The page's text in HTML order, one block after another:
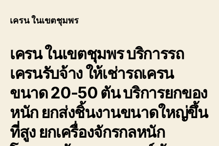
เครน ในเขตชุมพร
เครน ในเขตชุมพรบริการรถ
เครนรับจ้าง ให้เช่ารถเครน
ขนาด 20-50 ตัน บริการยกของ
หนัก ยกส่งชิ้นงานขนาดใหญ่ขึ้น
ที่สูง ยกเครื่องจักรกลหนัก